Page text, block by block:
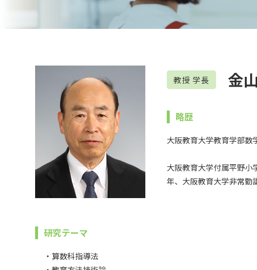
教授 学長 金
略歴
大阪教育大学教育学部数
大阪教育大学付属平野小
年、大阪教育大学非常
研究テーマ
・算数科指導法